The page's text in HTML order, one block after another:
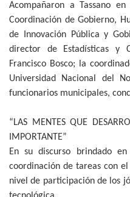
Acompañaron a Tassano
Coordinación de Gobierno,
de Innovación Pública y
director de Estadísticas y
Francisco Bosco; la
Universidad Nacional del
funcionarios municipales,
“LAS MENTES QUE
IMPORTANTE”
En su discurso brindado
coordinación de tareas con
nivel de participación de los